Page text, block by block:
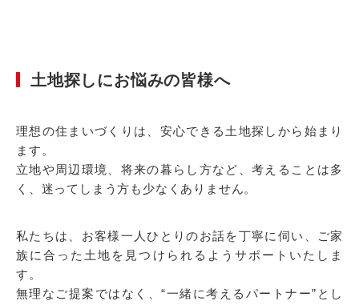
土地探しにお悩みの皆様へ
理想の住まいづくりは、安心できる土地探しから始まり
ます。
立地や周辺環境、将来の暮らし方など、考えることは多
く、迷ってしまう方も少なくありません。
私たちは、お客様一人ひとりのお話を丁寧に伺い、ご家
族に合った土地を見つけられるようサポートいたしま
す。
無理なご提案ではなく、“一緒に考えるパートナー”とし